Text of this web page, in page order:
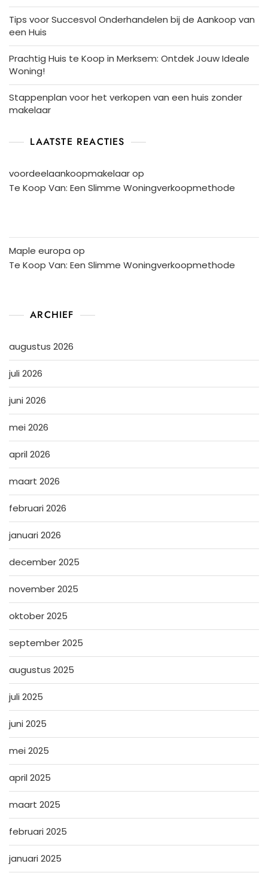
Tips voor Succesvol Onderhandelen bij de Aankoop van
een Huis
Prachtig Huis te Koop in Merksem: Ontdek Jouw Ideale
Woning!
Stappenplan voor het verkopen van een huis zonder
makelaar
LAATSTE REACTIES
voordeelaankoopmakelaarop
Te Koop Van: Een Slimme Woningverkoopmethode
Maple europa op
Te Koop Van: Een Slimme Woningverkoopmethode
ARCHIEF
augustus 2026
juli 2026
juni 2026
mei 2026
april 2026
maart 2026
februari 2026
januari 2026
december 2025
november 2025
oktober 2025
september 2025
augustus 2025
juli 2025
juni 2025
mei 2025
april 2025
maart 2025
februari 2025
januari 2025